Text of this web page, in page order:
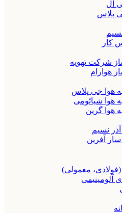
ال
پلاس
کار
شرکت تهویه
هوارام
هوا جی پلاس
هوا شیائومی
هوا گرین
نسیم
آفرین
(فولادی، معمولی)
آلومینیمی